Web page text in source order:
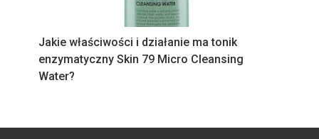
Jakie właściwości i działanie ma tonik
enzymatyczny Skin 79 Micro Cleansing
Water?